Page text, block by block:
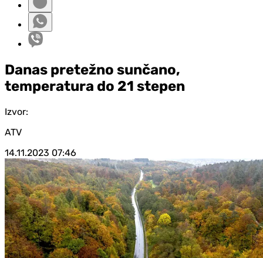
Danas pretežno sunčano,
temperatura do 21 stepen
Izvor:
ATV
14.11.2023 07:46